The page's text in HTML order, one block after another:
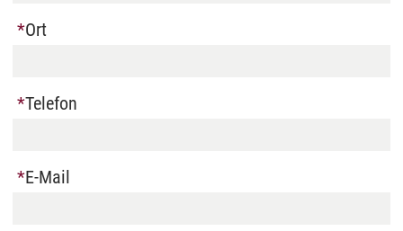
Ort
Telefon
E-Mail